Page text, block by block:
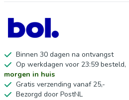
aan de achterkant van het
meegeleverde houtdraadschroeven.
Materiaal: Aluminium
Oppervlak: geborsteld messing look
Lengte: 200 mm (3 boorgaten)
Binnen 30 dagen na ontvangst
Op werkdagen voor 23:59 besteld,
morgen in huis
Gratis verzending vanaf 25,-
Bezorgd door PostNL